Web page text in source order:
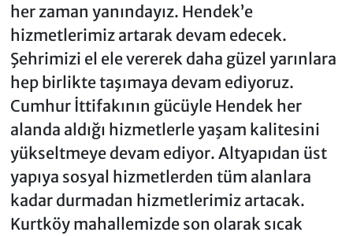
her zaman yanındayız. Hendek’e
hizmetlerimiz artarak devam edecek.
Şehrimizi el ele vererek daha güzel yarınlara
hep birlikte taşımaya devam ediyoruz.
Cumhur İttifakının gücüyle Hendek her
alanda aldığı hizmetlerle yaşam kalitesini
yükseltmeye devam ediyor. Altyapıdan üst
yapıya sosyal hizmetlerden tüm alanlara
kadar durmadan hizmetlerimiz artacak.
Kurtköy mahallemizde son olarak sıcak